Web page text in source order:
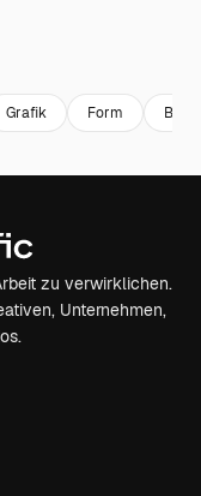
Grafik Form
zu verwirklichen.
Unternehmen,